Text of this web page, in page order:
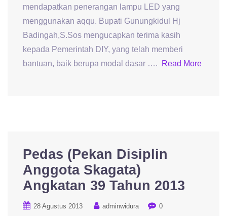
mendapatkan penerangan lampu LED yang
menggunakan aqqu. Bupati Gunungkidul Hj
Badingah,S.Sos mengucapkan terima kasih
kepada Pemerintah DIY, yang telah memberi
bantuan, baik berupa modal dasar ….
Read More
Pedas (Pekan Disiplin
Anggota Skagata)
Angkatan 39 Tahun 2013
28 Agustus 2013 adminwidura 0